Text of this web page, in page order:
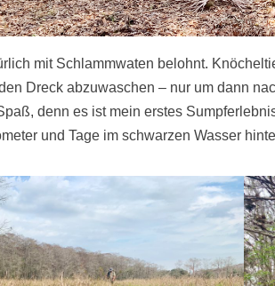
mit Schlammwaten belohnt.
Dreck abzuwaschen – nur um dann
denn es ist mein erstes
und Tage im schwarzen Wasser